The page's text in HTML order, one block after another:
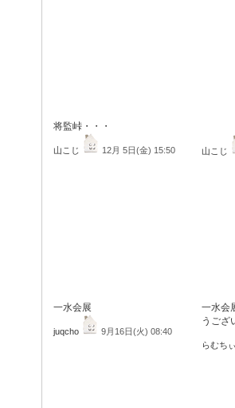
将監峠・・・
山こじ 12月 5日(金) 15:50 山こじ
一水会展
juqcho 9月16日(火) 08:40
一水会
うござ
らむち